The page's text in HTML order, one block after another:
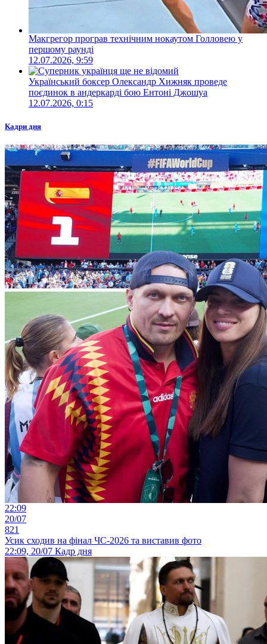
Макгрегор програв технічним нокаутом Голловею у
першому раунді
12.07.2026, 9:59
Український боксер Олександр Хижняк проведе
поєдинок в андеркарді бою Ентоні Джошуа
12.07.2026, 0:15
Кадри дня
22:09
20/07
821
Усик сходив на фінал ЧС-2026 та виставив фото
22:09, 20/07 Кадр дня